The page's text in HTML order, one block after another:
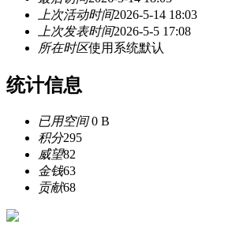
上次活动时间2026-5-14 18:03
上次发表时间2026-5-5 17:08
所在时区使用系统默认
统计信息
已用空间0 B
积分295
威望82
金钱63
贡献68